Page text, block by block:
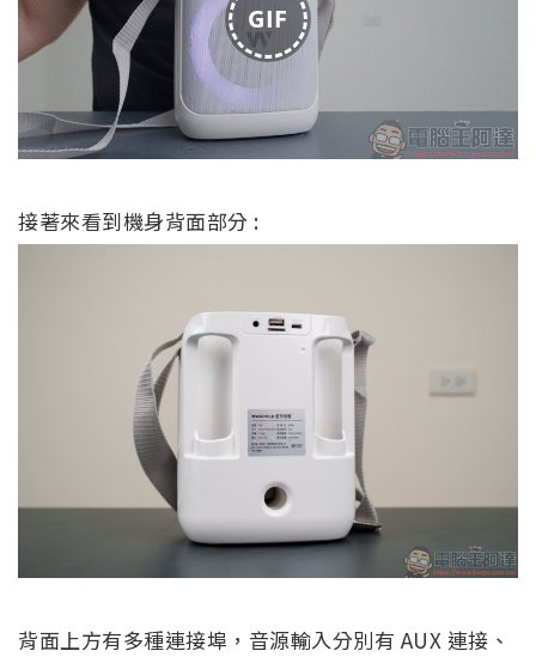
GIF
接著來看到機身背面部分 :
背面上方有多種連接埠，音源輸入分別有 AUX 連接、